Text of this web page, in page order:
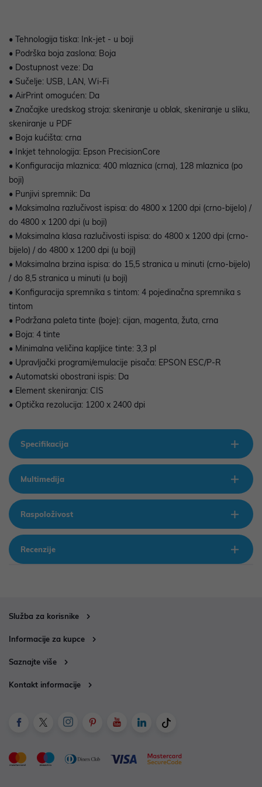
• Tehnologija tiska: Ink-jet - u boji
• Podrška boja zaslona: Boja
• Dostupnost veze: Da
• Sučelje: USB, LAN, Wi-Fi
• AirPrint omogućen: Da
• Značajke uredskog stroja: skeniranje u oblak, skeniranje u sliku,
skeniranje u PDF
• Boja kućišta: crna
• Inkjet tehnologija: Epson PrecisionCore
• Konfiguracija mlaznica: 400 mlaznica (crna), 128 mlaznica (po
boji)
• Punjivi spremnik: Da
• Maksimalna razlučivost ispisa: do 4800 x 1200 dpi (crno-bijelo) /
do 4800 x 1200 dpi (u boji)
• Maksimalna klasa razlučivosti ispisa: do 4800 x 1200 dpi (crno-
bijelo) / do 4800 x 1200 dpi (u boji)
• Maksimalna brzina ispisa: do 15,5 stranica u minuti (crno-bijelo)
/ do 8,5 stranica u minuti (u boji)
• Konfiguracija spremnika s tintom: 4 pojedinačna spremnika s
tintom
• Podržana paleta tinte (boje): cijan, magenta, žuta, crna
• Boja: 4 tinte
• Minimalna veličina kapljice tinte: 3,3 pl
• Upravljački programi/emulacije pisača: EPSON ESC/P-R
• Automatski obostrani ispis: Da
• Element skeniranja: CIS
• Optička rezolucija: 1200 x 2400 dpi
Specifikacija
Multimedija
Raspoloživost
Recenzije
Služba za korisnike
Informacije za kupce
Saznajte više
Kontakt informacije